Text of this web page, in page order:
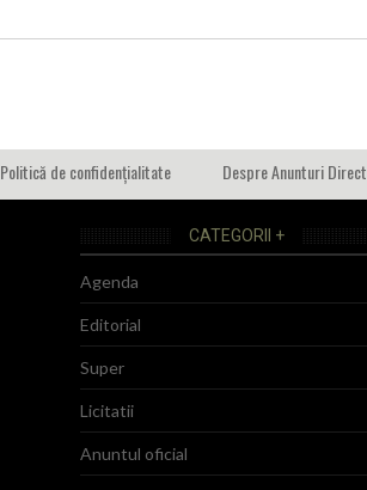
Politică de confidențialitate Despre Anunturi Direct
CATEGORII +
Agenda
Editorial
Super
Licitatii
Anuntul oficial